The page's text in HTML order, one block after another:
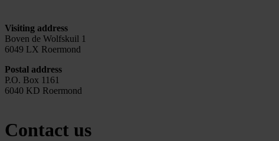
Visiting address
Boven de Wolfskuil 1
6049 LX Roermond
Postal address
P.O. Box 1161
6040 KD Roermond
Contact us